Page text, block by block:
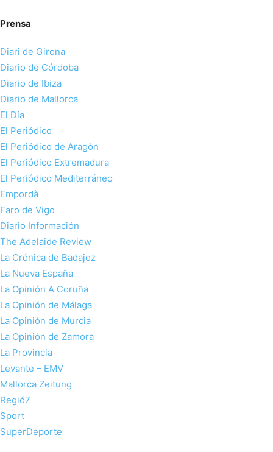
Prensa
Diari de Girona
Diario de Córdoba
Diario de Ibiza
Diario de Mallorca
El Día
El Periódico
El Periódico de Aragón
El Periódico Extremadura
El Periódico Mediterráneo
Empordà
Faro de Vigo
Diario Información
The Adelaide Review
La Crónica de Badajoz
La Nueva España
La Opinión A Coruña
La Opinión de Málaga
La Opinión de Murcia
La Opinión de Zamora
La Provincia
Levante – EMV
Mallorca Zeitung
Regió7
Sport
SuperDeporte